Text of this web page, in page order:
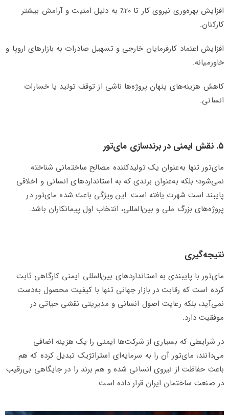
افزایش بهره‌وری نیروی کار تا ۲۰٪ به دلیل امنیت و آرامش بیشتر
کارکنان.
افزایش اعتماد کارفرمایان خارجی و تسهیل صادرات به بازارهای اروپا و
خاورمیانه.
کاهش هزینه‌های پنهان پروژه‌ها ناشی از توقف تولید یا خسارات
انسانی.
۵. نقش ایمنی در برندسازی مای‌تور
مای‌تور تنها به‌عنوان یک تولیدکننده مصالح ساختمانی شناخته
نمی‌شود؛ بلکه به‌عنوان برندی که به استانداردهای انسانی و اخلاقی
پایبند است شهرت یافته است. این ویژگی باعث شده مای‌تور در
پروژه‌های بزرگ ملی و بین‌المللی، انتخاب اول پیمانکاران باشد.
نتیجه‌گیری
مای‌تور با پایبندی به استانداردهای بین‌المللی ایمنی کارگاهی ثابت
کرده است که رقابت در بازار جهانی تنها با کیفیت محصول به‌دست
نمی‌آید، بلکه رعایت اصول انسانی و مدیریتی نقشی حیاتی در
موفقیت دارد.
در شرایطی که بسیاری از شرکت‌ها ایمنی را یک هزینه اضافی
می‌دانند، مای‌تور آن را به سرمایه‌ای استراتژیک تبدیل کرده که هم
باعث حفاظت از نیروی انسانی شده و هم برند را در جایگاهی بی‌رقیب
در صنعت ساختمان ایران قرار داده است.